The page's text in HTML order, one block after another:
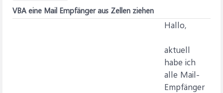
VBA eine Mail Empfänger aus Zellen ziehen
Hallo,
aktuell
habe ich
alle Mail-
Empfänger